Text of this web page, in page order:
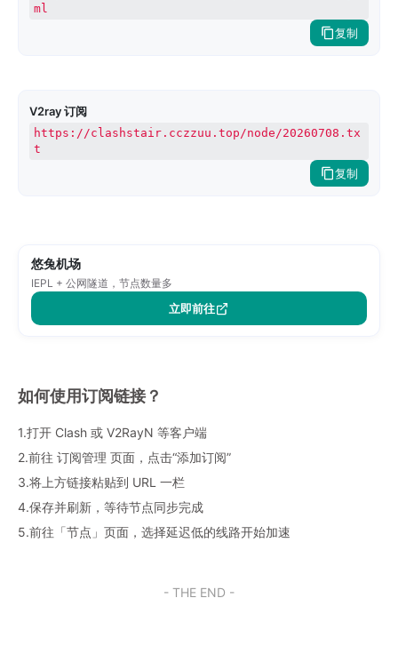
ml
复制
V2ray 订阅
https://clashstair.cczzuu.top/node/20260708.tx
t
复制
悠兔机场
IEPL + 公网隧道，节点数量多
立即前往
如何使用订阅链接？
1.打开 Clash 或 V2RayN 等客户端
2.前往 订阅管理 页面，点击“添加订阅”
3.将上方链接粘贴到 URL 一栏
4.保存并刷新，等待节点同步完成
5.前往「节点」页面，选择延迟低的线路开始加速
- THE END -